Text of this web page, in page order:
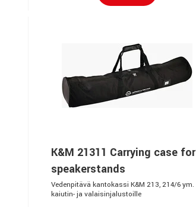
K&M 21311 Carrying case for
speakerstands
Vedenpitävä kantokassi K&M 213, 214/6 ym.
kaiutin- ja valaisinjalustoille